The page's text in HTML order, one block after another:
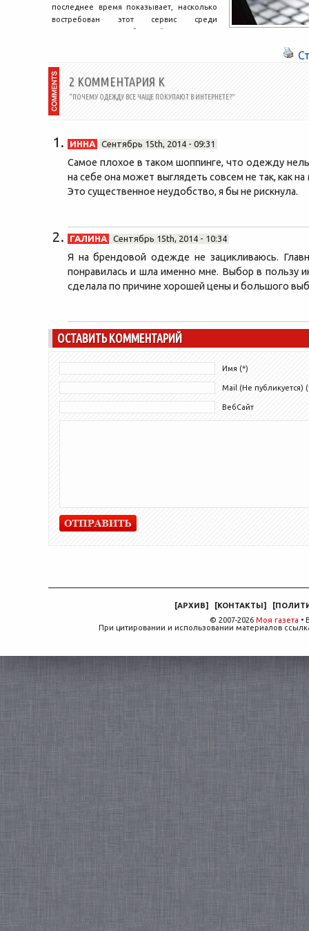
последнее время показывает, насколько
востребован этот сервис среди
современных потребителей. Это вполне
2 КОММЕНТАРИЯ К
“ПОЧЕМУ ОДЕЖДУ ВСЕ ЧАЩЕ ПОКУПАЮТ В ИНТЕРНЕТЕ?”
ИННА Сентябрь 15th, 2014 - 09:31
Самое плохое в таком шоппинге, что одежду
на себе она может выглядеть совсем не так, как
Это существенное неудобство, я бы не рискнула.
ГАЛИНА Сентябрь 15th, 2014 - 10:34
Я на брендовой одежде не зацикливаюсь.
понравилась и шла именно мне. Выбор в пользу
сделала по причине хорошей цены и большого
ОСТАВИТЬ КОММЕНТАРИЙ
Имя (*)
Mail (Не публикуется)
ВебСайт
[АРХИВ] [КОНТАКТЫ] [
© 2007-2026 Моя газета •
При цитировании и использовании материалов